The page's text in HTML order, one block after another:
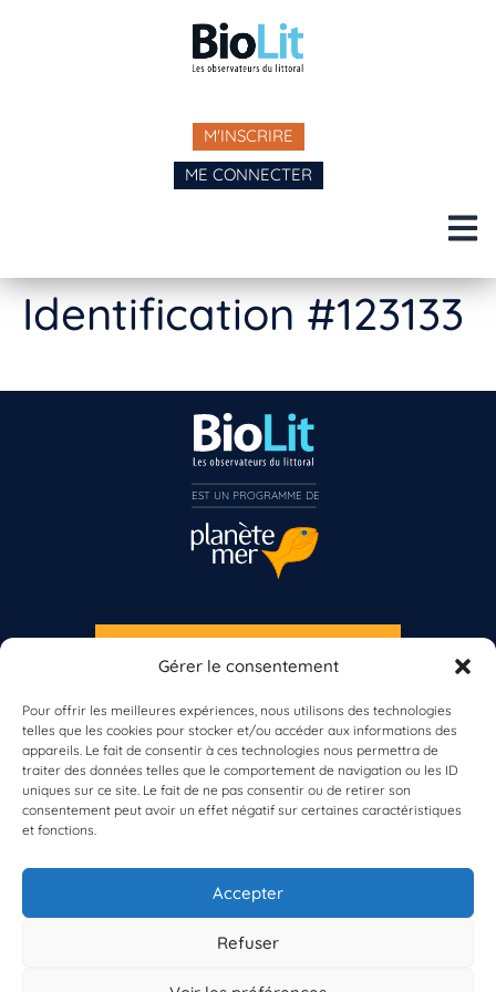
Gérer le consentement
Pour offrir les meilleures expériences, nous utilisons des technologies
telles que les cookies pour stocker et/ou accéder aux informations des
appareils. Le fait de consentir à ces technologies nous permettra de
traiter des données telles que le comportement de navigation ou les ID
uniques sur ce site. Le fait de ne pas consentir ou de retirer son
consentement peut avoir un effet négatif sur certaines caractéristiques
et fonctions.
Accepter
Refuser
M'INSCRIRE
ME CONNECTER
Identification #123133
À propos de BioLit
Vos données d'observation
Ressources
Résultats du programme
Contacts
S'INSCRIRE À LA NEWSLETTER
Vous n’êtes pas encore inscrit à Biolit ?
Inscrivez-vous dès maintenant